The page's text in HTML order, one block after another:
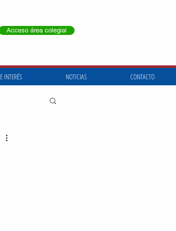
Acceso área colegial
INTERÉS NOTICIAS CONTACTO